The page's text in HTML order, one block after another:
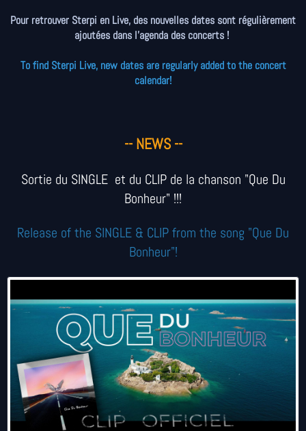
Pour retrouver Sterpi en Live, des nouvelles dates sont régulièrement
ajoutées dans l'agenda des concerts !
To find Sterpi Live, new dates are regularly added to the concert
calendar!
-- NEWS --
Sortie du SINGLE et du CLIP de la chanson "Que Du
Bonheur" !!!
Release of the SINGLE & CLIP from the song "Que Du
Bonheur"!